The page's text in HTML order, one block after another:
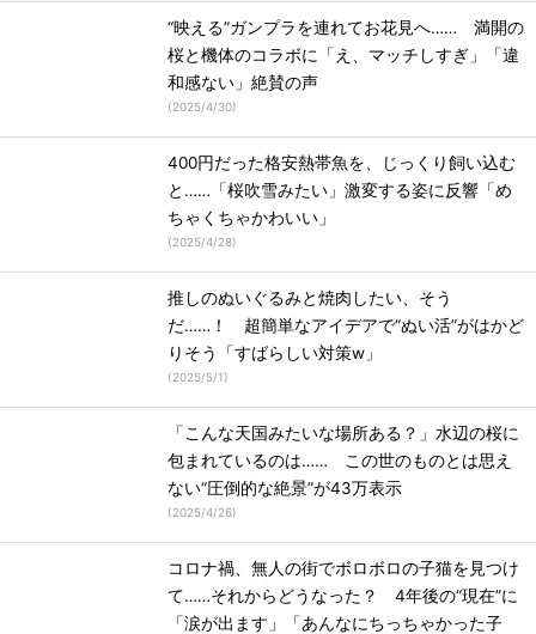
“映える”ガンプラを連れてお花見へ…… 満開の
桜と機体のコラボに「え、マッチしすぎ」「違
和感ない」絶賛の声
(2025/4/30)
400円だった格安熱帯魚を、じっくり飼い込む
と……「桜吹雪みたい」激変する姿に反響「め
ちゃくちゃかわいい」
(2025/4/28)
推しのぬいぐるみと焼肉したい、そう
だ……！ 超簡単なアイデアで“ぬい活”がはかど
りそう「すばらしい対策w」
(2025/5/1)
「こんな天国みたいな場所ある？」水辺の桜に
包まれているのは…… この世のものとは思え
ない“圧倒的な絶景”が43万表示
(2025/4/26)
コロナ禍、無人の街でボロボロの子猫を見つけ
て……それからどうなった？ 4年後の“現在”に
「涙が出ます」「あんなにちっちゃかった子